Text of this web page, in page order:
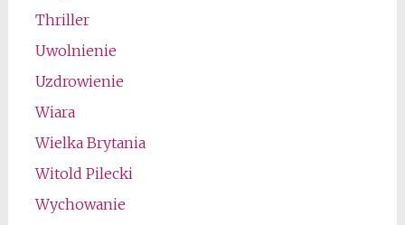
Thriller
Uwolnienie
Uzdrowienie
Wiara
Wielka Brytania
Witold Pilecki
Wychowanie